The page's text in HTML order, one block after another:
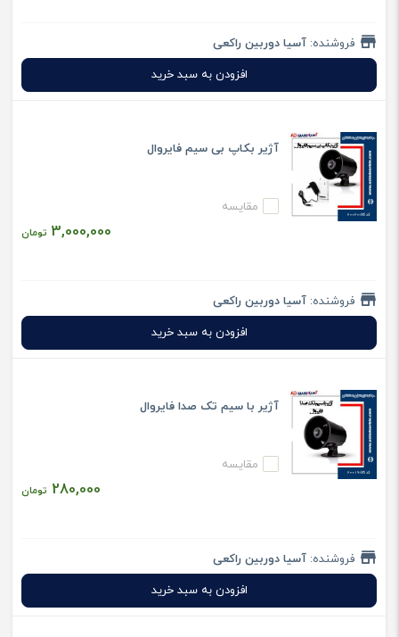
فروشنده: آسیا دوربین راکعی
افزودن به سبد خرید
آژیر بکاپ بی سیم فایروال
مقایسه
3,000,000 تومان
فروشنده: آسیا دوربین راکعی
افزودن به سبد خرید
آژیر با سیم تک صدا فایروال
مقایسه
280,000 تومان
فروشنده: آسیا دوربین راکعی
افزودن به سبد خرید